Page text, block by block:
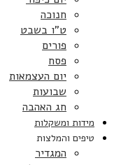
חנוכה
ט”ו בשבט
פורים
פסח
יום העצמאות
שבועות
חג האהבה
מידות ומשקלות
טיפים והמלצות
המגדיר